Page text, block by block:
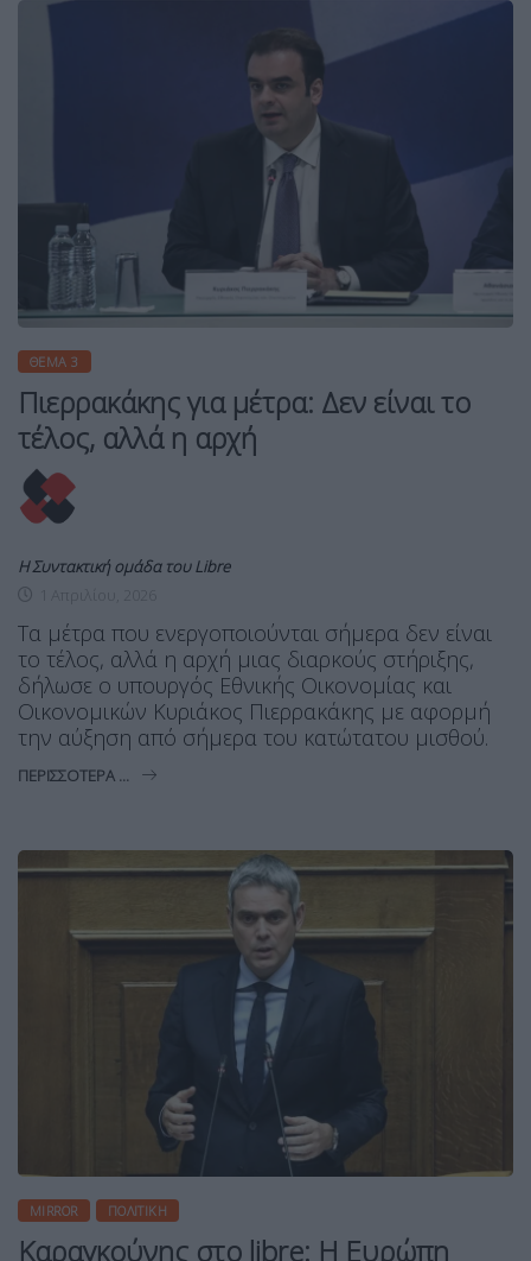
ΘΈΜΑ 3
Πιερρακάκης για μέτρα: Δεν είναι το
τέλος, αλλά η αρχή
Η Συντακτική ομάδα του Libre
Τα μέτρα που ενεργοποιούνται σήμερα δεν είναι
το τέλος, αλλά η αρχή μιας διαρκούς στήριξης,
δήλωσε ο υπουργός Εθνικής Οικονομίας και
Οικονομικών Κυριάκος Πιερρακάκης με αφορμή
την αύξηση από σήμερα του κατώτατου μισθού.
ΠΕΡΙΣΣΌΤΕΡΑ ...
MIRROR ΠΟΛΙΤΙΚΉ
Καραγκούνης στο libre: Η Ευρώπη